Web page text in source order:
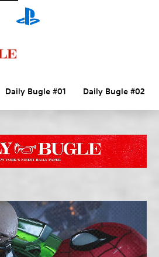
Daily Bugle #01 Daily Bugle #02